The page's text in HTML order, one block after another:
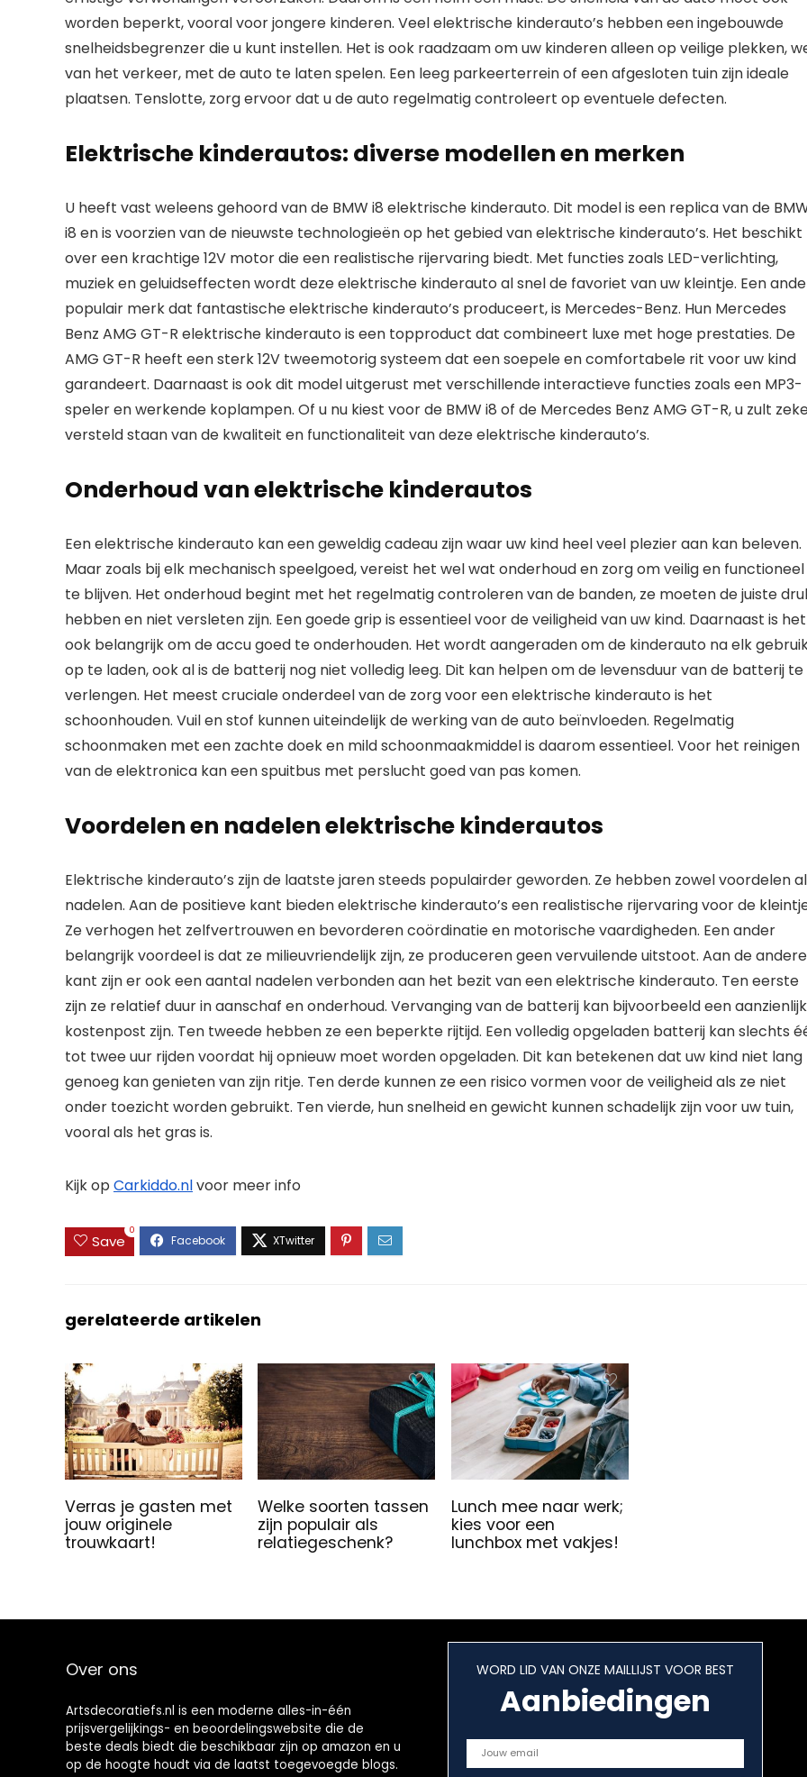
worden beperkt, vooral voor jongere kinderen. Veel elektrische kinderauto’s hebben een ingebouwde
snelheidsbegrenzer die u kunt instellen. Het is ook raadzaam om uw kinderen alleen op veilige plekken,
van het verkeer, met de auto te laten spelen. Een leeg parkeerterrein of een afgesloten tuin zijn ideale
plaatsen. Tenslotte, zorg ervoor dat u de auto regelmatig controleert op eventuele defecten.
Elektrische kinderautos: diverse modellen en merken
U heeft vast weleens gehoord van de BMW i8 elektrische kinderauto. Dit model is een replica van de
i8 en is voorzien van de nieuwste technologieën op het gebied van elektrische kinderauto’s. Het beschikt
over een krachtige 12V motor die een realistische rijervaring biedt. Met functies zoals LED-verlichting,
muziek en geluidseffecten wordt deze elektrische kinderauto al snel de favoriet van uw kleintje. Een
populair merk dat fantastische elektrische kinderauto’s produceert, is Mercedes-Benz. Hun Mercedes
Benz AMG GT-R elektrische kinderauto is een topproduct dat combineert luxe met hoge prestaties. De
AMG GT-R heeft een sterk 12V tweemotorig systeem dat een soepele en comfortabele rit voor uw kind
garandeert. Daarnaast is ook dit model uitgerust met verschillende interactieve functies zoals een MP3-
speler en werkende koplampen. Of u nu kiest voor de BMW i8 of de Mercedes Benz AMG GT-R, u zult
versteld staan van de kwaliteit en functionaliteit van deze elektrische kinderauto’s.
Onderhoud van elektrische kinderautos
Een elektrische kinderauto kan een geweldig cadeau zijn waar uw kind heel veel plezier aan kan beleven.
Maar zoals bij elk mechanisch speelgoed, vereist het wel wat onderhoud en zorg om veilig en functioneel
te blijven. Het onderhoud begint met het regelmatig controleren van de banden, ze moeten de juiste
hebben en niet versleten zijn. Een goede grip is essentieel voor de veiligheid van uw kind. Daarnaast is het
ook belangrijk om de accu goed te onderhouden. Het wordt aangeraden om de kinderauto na elk
op te laden, ook al is de batterij nog niet volledig leeg. Dit kan helpen om de levensduur van de batterij te
verlengen. Het meest cruciale onderdeel van de zorg voor een elektrische kinderauto is het
schoonhouden. Vuil en stof kunnen uiteindelijk de werking van de auto beïnvloeden. Regelmatig
schoonmaken met een zachte doek en mild schoonmaakmiddel is daarom essentieel. Voor het reinigen
van de elektronica kan een spuitbus met perslucht goed van pas komen.
Voordelen en nadelen elektrische kinderautos
Elektrische kinderauto’s zijn de laatste jaren steeds populairder geworden. Ze hebben zowel voordelen
nadelen. Aan de positieve kant bieden elektrische kinderauto’s een realistische rijervaring voor de
Ze verhogen het zelfvertrouwen en bevorderen coördinatie en motorische vaardigheden. Een ander
belangrijk voordeel is dat ze milieuvriendelijk zijn, ze produceren geen vervuilende uitstoot. Aan de andere
kant zijn er ook een aantal nadelen verbonden aan het bezit van een elektrische kinderauto. Ten eerste
zijn ze relatief duur in aanschaf en onderhoud. Vervanging van de batterij kan bijvoorbeeld een
kostenpost zijn. Ten tweede hebben ze een beperkte rijtijd. Een volledig opgeladen batterij kan slechts
tot twee uur rijden voordat hij opnieuw moet worden opgeladen. Dit kan betekenen dat uw kind niet lang
genoeg kan genieten van zijn ritje. Ten derde kunnen ze een risico vormen voor de veiligheid als ze niet
onder toezicht worden gebruikt. Ten vierde, hun snelheid en gewicht kunnen schadelijk zijn voor uw tuin,
vooral als het gras is.
Kijk op Carkiddo.nlvoor meer info
Save
0
gerelateerde artikelen
Verras je gasten met
jouw originele
trouwkaart!
Welke soorten tassen
zijn populair als
relatiegeschenk?
Lunch mee naar werk;
kies voor een
lunchbox met vakjes!
Over ons
Artsdecoratiefs.nl is een moderne alles-in-één
prijsvergelijkings- en beoordelingswebsite die de
beste deals biedt die beschikbaar zijn op amazon en u
op de hoogte houdt via de laatst toegevoegde blogs.
WORD LID VAN ONZE MAILLIJST VOOR BEST
Aanbiedingen